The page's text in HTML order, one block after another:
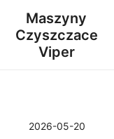
Maszyny
Czyszczace
Viper
2026-05-20